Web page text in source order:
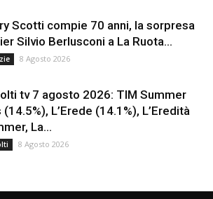
Scotti compie 70 anni, la sorpresa
Silvio Berlusconi a La Ruota...
8 Agosto 2026
tv 7 agosto 2026: TIM Summer
(14.5%), L’Erede (14.1%), L’Eredità
La...
8 Agosto 2026